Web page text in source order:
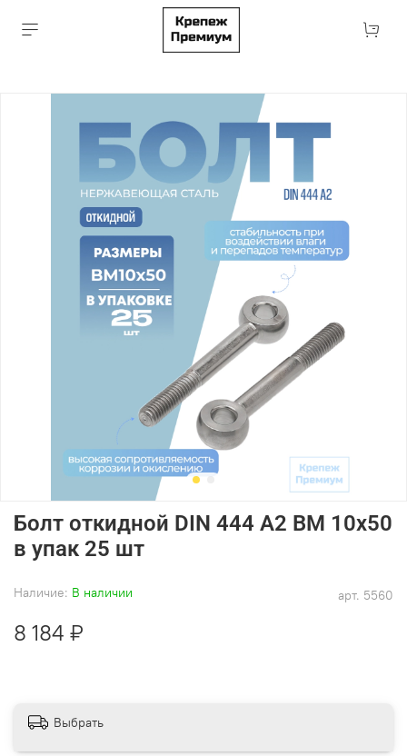
арт. 5560
Наличие: В наличии
Болт откидной DIN 444 А2 BM 10х50
в упак 25 шт
8 184 ₽
Выбрать